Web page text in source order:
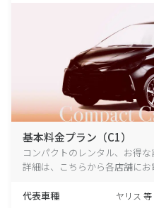
基本料金プラン（C1）
コンパクトのレンタル、お得
詳細は、こちらから各店舗にお
代表車種 ヤリス 等